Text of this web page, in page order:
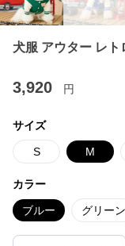
犬服 アウター レト
3,920 円
サイズ
S M
カラー
ブルー グリーン